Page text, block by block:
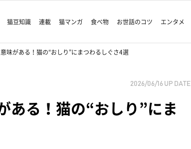
猫豆知識 連載 猫マンガ 食べ物 お世話のコツ エンタメ
味がある！猫の“おしり”にまつわるしぐさ4選
2026/06/16 UP DATE
ある！猫の“おしり”にま